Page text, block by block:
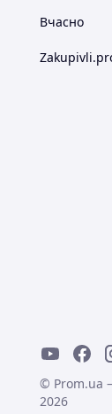
Вчасно
© Prom.ua
2026